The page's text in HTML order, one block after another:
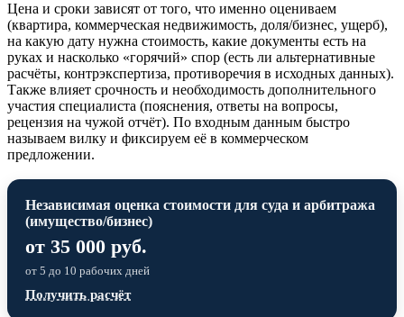
Цена и сроки зависят от того, что именно оцениваем
(квартира, коммерческая недвижимость, доля/бизнес, ущерб),
на какую дату нужна стоимость, какие документы есть на
руках и насколько «горячий» спор (есть ли альтернативные
расчёты, контрэкспертиза, противоречия в исходных данных).
Также влияет срочность и необходимость дополнительного
участия специалиста (пояснения, ответы на вопросы,
рецензия на чужой отчёт). По входным данным быстро
называем вилку и фиксируем её в коммерческом
предложении.
Независимая оценка стоимости для суда и арбитража
(имущество/бизнес)
от 35 000 руб.
от 5 до 10 рабочих дней
Получить расчёт